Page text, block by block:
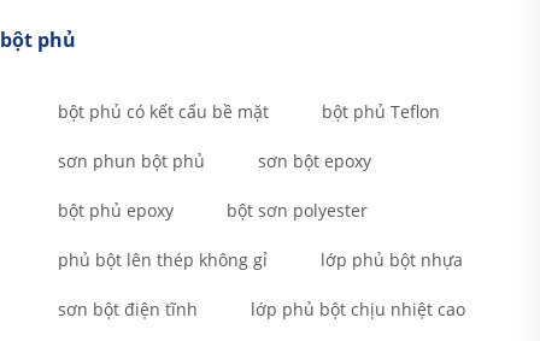
bột phủ
bột phủ có kết cấu bề mặt bột phủ Teflon
sơn phun bột phủ sơn bột epoxy
bột phủ epoxy bột sơn polyester
phủ bột lên thép không gỉ lớp phủ bột nhựa
sơn bột điện tĩnh lớp phủ bột chịu nhiệt cao